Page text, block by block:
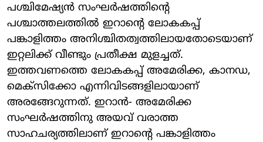
പശ്ചിമേഷ്യന്‍ സംഘര്‍ഷത്തിന്റെ
പശ്ചാത്തലത്തില്‍ ഇറാന്റെ ലോകകപ്പ്
പങ്കാളിത്തം അനിശ്ചിതത്വത്തിലായതോടെയാണ്
ഇറ്റലിക്ക് വീണ്ടും പ്രതീക്ഷ മുളച്ചത്.
ഇത്തവണത്തെ ലോകകപ്പ് അമേരിക്ക, കാനഡ,
മെക്‌സിക്കോ എന്നിവിടങ്ങളിലായാണ്
അരങ്ങേറുന്നത്. ഇറാന്‍- അമേരിക്ക
സംഘര്‍ഷത്തിനു അയവ് വരാത്ത
സാഹചര്യത്തിലാണ് ഇറാന്റെ പങ്കാളിത്തം